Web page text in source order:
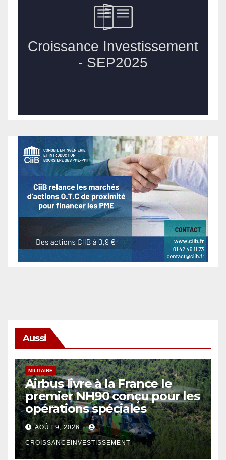
Aussi
MILITAIRE
Airbus livre à la France le
premier NH90 conçu pour les
opérations spéciales
AOÛT 9, 2026
CROISSANCEINVESTISSEMENT